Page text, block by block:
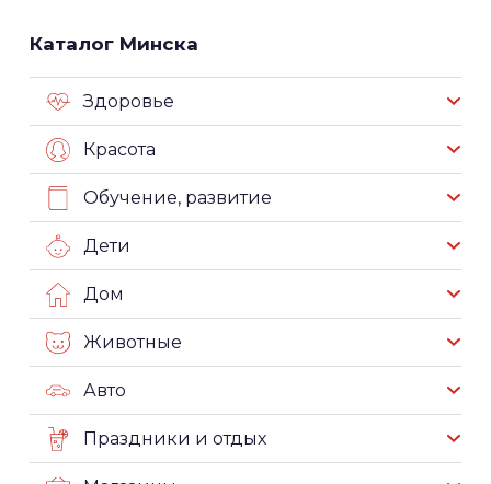
Каталог Минска
Здоровье
Красота
Обучение, развитие
Дети
Дом
Животные
Авто
Праздники и отдых